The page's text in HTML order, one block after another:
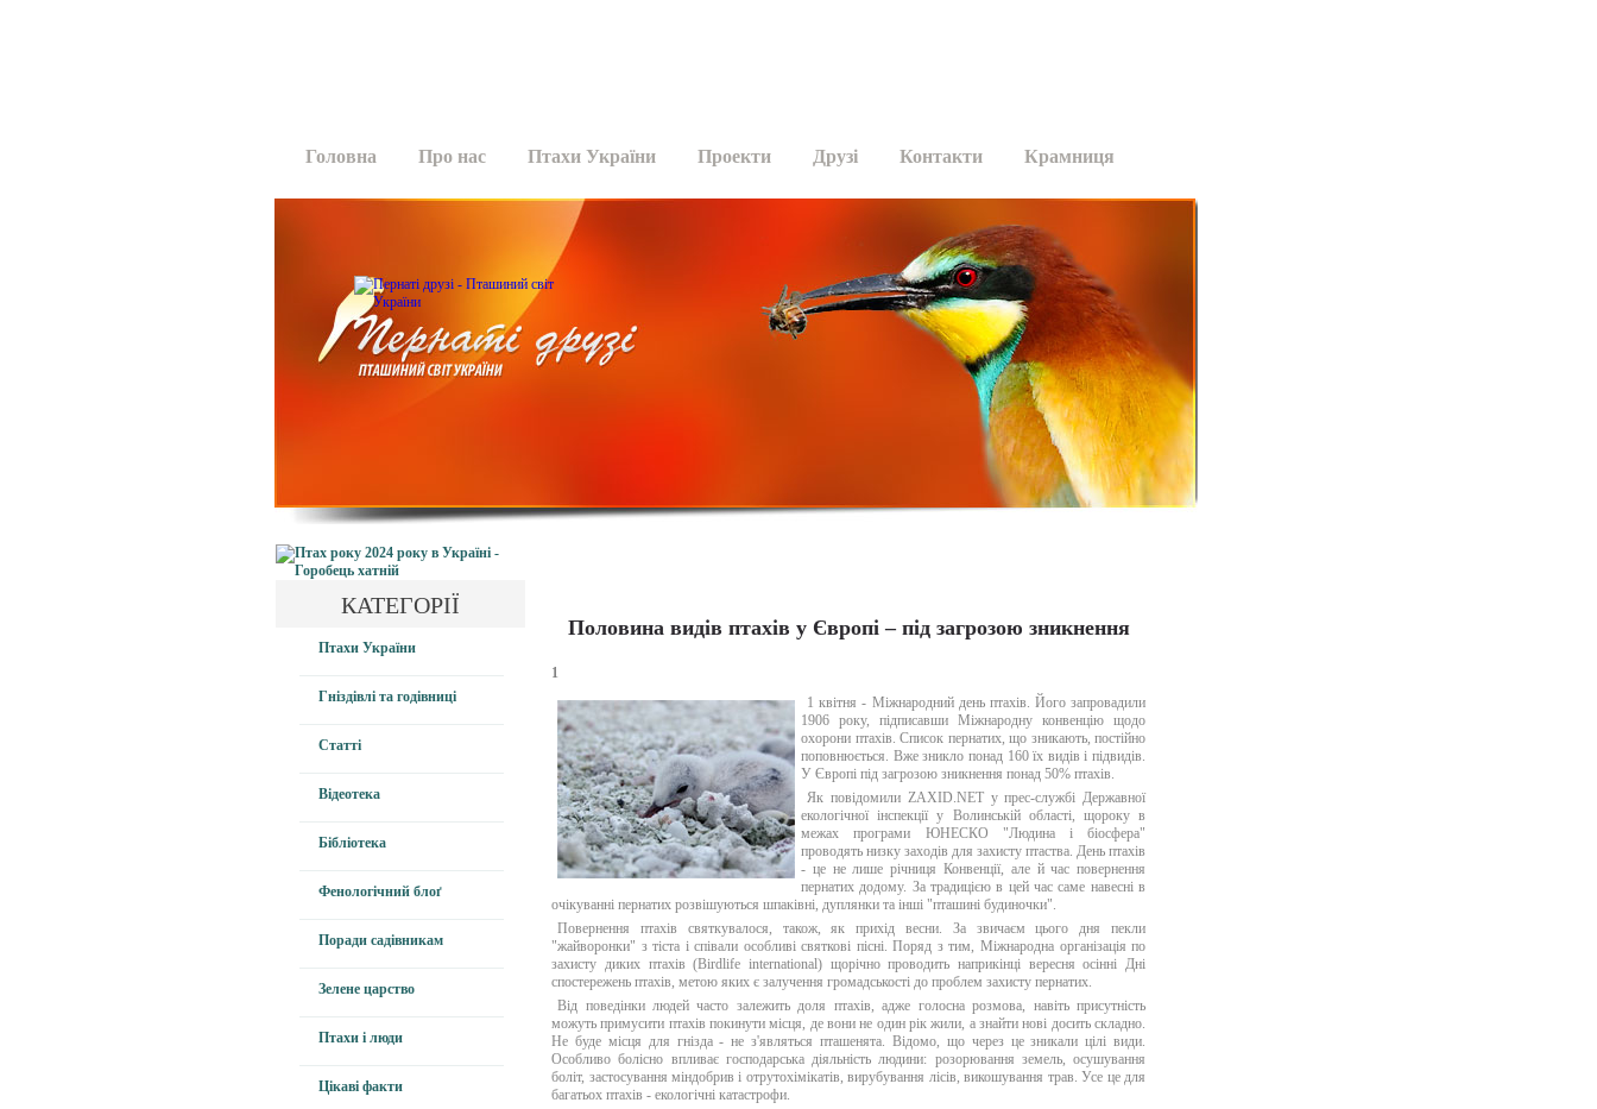
Головна Про нас Птахи України Проекти Друзі Контакти Крамниця
КАТЕГОРІЇ
Птахи України
Гніздівлі та годівниці
Статті
Відеотека
Бібліотека
Фенологічний блоґ
Поради садівникам
Зелене царство
Птахи і люди
Цікаві факти
Половина видів птахів у Європі – під загрозою зникнення
1
1 квітня - Міжнародний день птахів. Його запровадили
1906 року, підписавши Міжнародну конвенцію щодо
охорони птахів. Список пернатих, що зникають, постійно
поповнюється. Вже зникло понад 160 їх видів і підвидів.
У Європі під загрозою зникнення понад 50% птахів.
Як повідомили ZAXID.NET у прес-службі Державної
екологічної інспекції у Волинській області, щороку в
межах програми ЮНЕСКО "Людина і біосфера"
проводять низку заходів для захисту птаства. День птахів
- це не лише річниця Конвенції, але й час повернення
пернатих додому. За традицією в цей час саме навесні в
очікуванні пернатих розвішуються шпаківні, дуплянки та інші "пташині будиночки".
Повернення птахів святкувалося, також, як прихід весни. За звичаєм цього дня пекли
"жайворонки" з тіста і співали особливі святкові пісні. Поряд з тим, Міжнародна організація по
захисту диких птахів (Birdlife international) щорічно проводить наприкінці вересня осінні Дні
спостережень птахів, метою яких є залучення громадськості до проблем захисту пернатих.
Від поведінки людей часто залежить доля птахів, адже голосна розмова, навіть присутність
можуть примусити птахів покинути місця, де вони не один рік жили, а знайти нові досить складно.
Не буде місця для гнізда - не з'являться пташенята. Відомо, що через це зникали цілі види.
Особливо болісно впливає господарська діяльність людини: розорювання земель, осушування
боліт, застосування міндобрив і отрутохімікатів, вирубування лісів, викошування трав. Усе це для
багатьох птахів - екологічні катастрофи.